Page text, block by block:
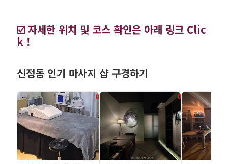
☑️ 자세한 위치 및 코스 확인은 아래 링크 Clic
k !
신정동 인기 마사지 샵 구경하기